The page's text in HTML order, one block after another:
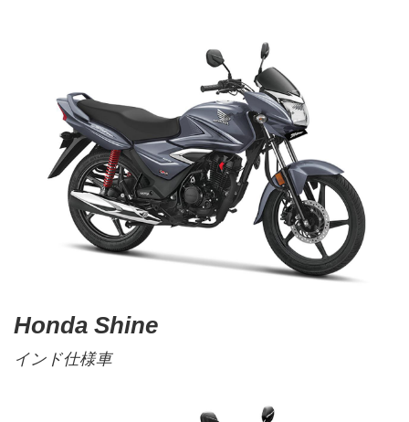
Honda Shine
インド仕様車